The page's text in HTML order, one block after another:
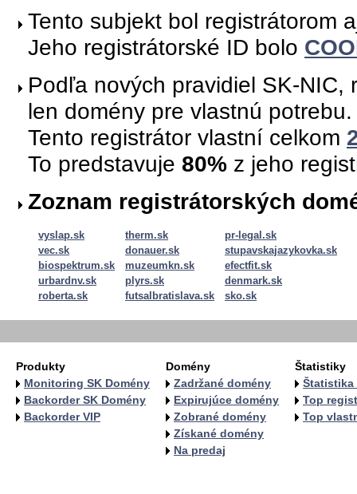
Tento subjekt bol registrátorom
Jeho registrátorské ID bolo
Podľa nových pravidiel SK-NIC,
len domény pre vlastnú potrebu.
Tento registrátor vlastní celkom
To predstavuje 80% z jeho
Zoznam registrátorských
vyslap.sk therm.sk
pr-legal.sk
vec.sk
donauer.sk
stupavskajazykovka.sk
biospektrum.sk
muzeumkn.sk
efectfit.sk
urbardnv.sk
plyrs.sk
denmark.sk
roberta.sk
futsalbratislava.sk sko.sk
Produkty
Monitoring SK Domény
Backorder SK Domény
Backorder VIP
Domény
Zadržané domény
Expirujúce domény
Zobrané domény
Získané domény
Na predaj
Štatistiky
Štatistika
Top
Top